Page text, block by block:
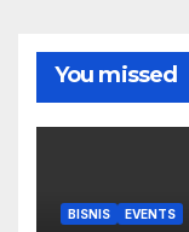
You missed
BISNIS EVENTS